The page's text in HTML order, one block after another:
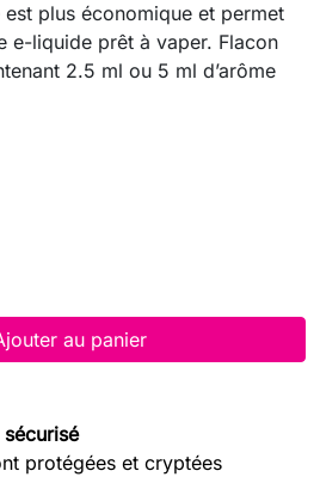
est plus économique et permet
e-liquide prêt à vaper. Flacon
2.5 ml ou 5 ml d’arôme
au panier
protégées et cryptées